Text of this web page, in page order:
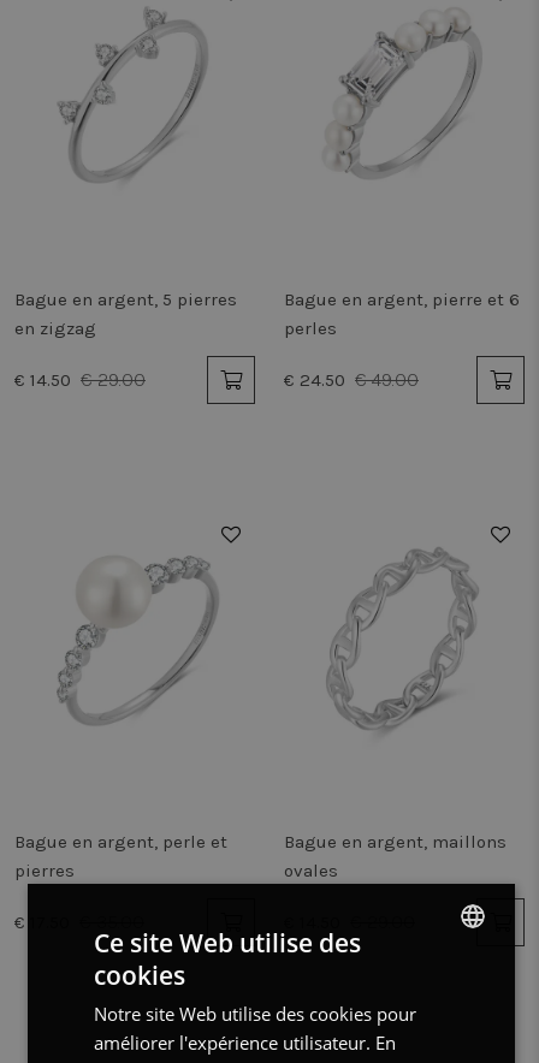
Bague en argent, 5 pierres
en zigzag
€ 14.50 € 29.00
Bague en argent, pierre et 6
perles
€ 24.50 € 49.00
Bague en argent, perle et
pierres
€ 17.50
Bague en argent, maillons
ovales
FRENCH
Ce site Web utilise des
cookies
Notre site Web utilise des cookies pour
améliorer l'expérience utilisateur. En